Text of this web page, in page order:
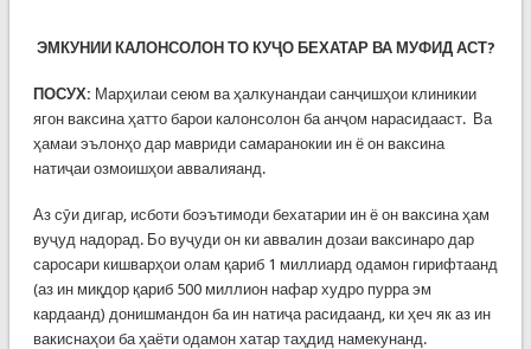
ЭМКУНИИ КАЛОНСОЛОН ТО КУҶО БЕХАТАР ВА МУФИД АСТ?
ПОСУХ: Марҳилаи сеюм ва ҳалкунандаи санҷишҳои клиникии
ягон ваксина ҳатто барои калонсолон ба анҷом нарасидааст. Ва
ҳамаи эълонҳо дар мавриди самаранокии ин ё он ваксина
натиҷаи озмоишҳои аввалияанд.
Аз сӯи дигар, исботи боэътимоди бехатарии ин ё он ваксина ҳам
вуҷуд надорад. Бо вуҷуди он ки аввалин дозаи ваксинаро дар
саросари кишварҳои олам қариб 1 миллиард одамон гирифтаанд
(аз ин миқдор қариб 500 миллион нафар худро пурра эм
кардаанд) донишмандон ба ин натиҷа расидаанд, ки ҳеч як аз ин
вакиснаҳои ба ҳаёти одамон хатар таҳдид намекунанд.